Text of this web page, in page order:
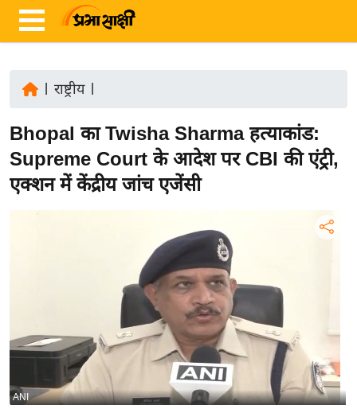
ज़ा
ख
र
र्रा
ष्ट्री
बि
राष्ट्रीय|
Bhopal का Twisha Sharma हत्याकांड:
Supreme Court के आदेश पर CBI की एंट्री,
एक्शन में केंद्रीय जांच एजेंसी
ANI